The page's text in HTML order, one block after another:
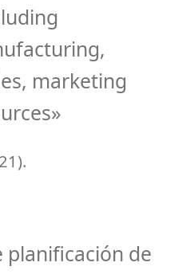
marketing
planificación de